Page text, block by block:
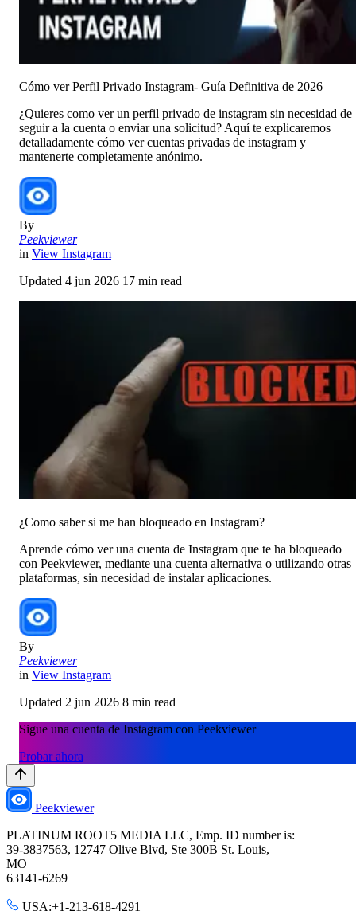
Cómo ver Perfil Privado Instagram- Guía Definitiva de 2026
¿Quieres como ver un perfil privado de instagram sin necesidad de
seguir a la cuenta o enviar una solicitud? Aquí te explicaremos
detalladamente cómo ver cuentas privadas de instagram y
mantenerte completamente anónimo.
By
Peekviewer
in View Instagram
Updated 4 jun 2026 17 min read
¿Como saber si me han bloqueado en Instagram?
Aprende cómo ver una cuenta de Instagram que te ha bloqueado
con Peekviewer, mediante una cuenta alternativa o utilizando otras
plataformas, sin necesidad de instalar aplicaciones.
By
Peekviewer
in View Instagram
Updated 2 jun 2026 8 min read
Sigue una cuenta de Instagram con Peekviewer
Probar ahora
Peekviewer
PLATINUM ROOT5 MEDIA LLC, Emp. ID number is:
39-3837563, 12747 Olive Blvd, Ste 300B St. Louis,
MO
63141-6269
USA:+1-213-618-4291